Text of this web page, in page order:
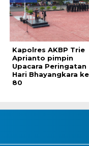
Kapolres AKBP Trie
Aprianto pimpin
Upacara Peringatan
Hari Bhayangkara
80